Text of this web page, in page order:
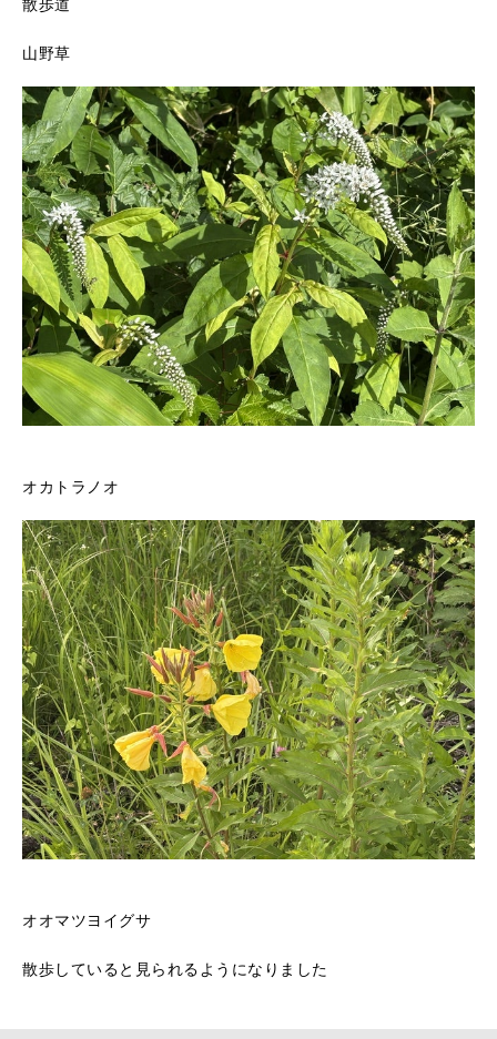
散歩道
山野草
オカトラノオ
オオマツヨイグサ
散歩していると見られるようになりました